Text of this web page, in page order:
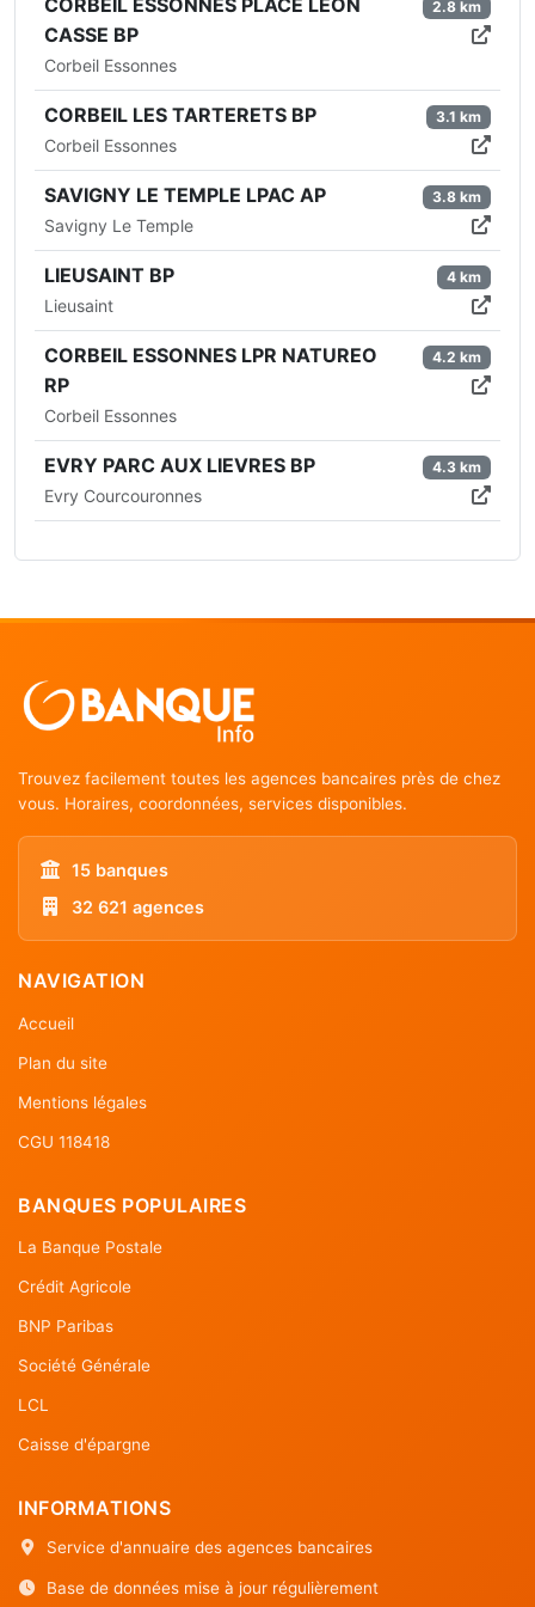
CASSE BP
Corbeil Essonnes
2.8 km
CORBEIL LES TARTERETS BP
Corbeil Essonnes
3.1 km
SAVIGNY LE TEMPLE LPAC AP
Savigny Le Temple
3.8 km
LIEUSAINT BP
Lieusaint
4 km
CORBEIL ESSONNES LPR NATUREO
RP
Corbeil Essonnes
4.2 km
EVRY PARC AUX LIEVRES BP
Evry Courcouronnes
4.3 km
Trouvez facilement toutes les agences bancaires près de chez
vous. Horaires, coordonnées, services disponibles.
15 banques
32 621 agences
NAVIGATION
Accueil
Plan du site
Mentions légales
CGU 118418
BANQUES POPULAIRES
La Banque Postale
Crédit Agricole
BNP Paribas
Société Générale
LCL
Caisse d'épargne
INFORMATIONS
Service d'annuaire des agences bancaires
Base de données mise à jour régulièrement